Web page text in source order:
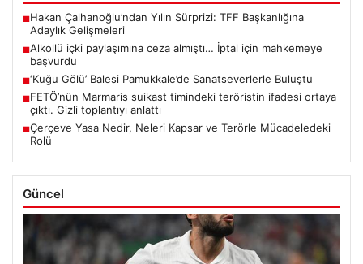
■Hakan Çalhanoğlu’ndan Yılın Sürprizi: TFF Başkanlığına
Adaylık Gelişmeleri
■Alkollü içki paylaşımına ceza almıştı… İptal için mahkemeye
başvurdu
■‘Kuğu Gölü’ Balesi Pamukkale’de Sanatseverlerle Buluştu
■FETÖ’nün Marmaris suikast timindeki teröristin ifadesi ortaya
çıktı. Gizli toplantıyı anlattı
■Çerçeve Yasa Nedir, Neleri Kapsar ve Terörle Mücadeledeki
Rolü
Güncel